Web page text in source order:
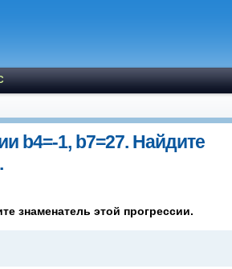
b4=-1, b7=27. Найдите
знаменатель этой прогрессии.